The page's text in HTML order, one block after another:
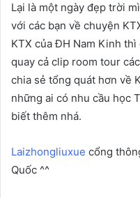
Lại là một ngày đẹp trời
với các bạn về chuyện
KTX của ĐH Nam Kinh
quay cả clip room tour
chia sẻ tổng quát hơn về
những ai có nhu cầu học
biết thêm nhá.
Laizhongliuxue cổng
Quốc ^^